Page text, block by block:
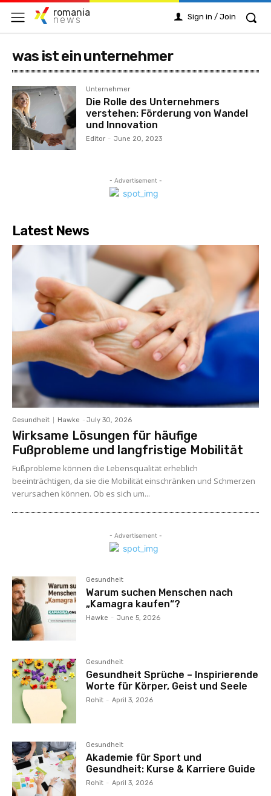
romania
news Sign in / Join
was ist ein unternehmer
Unternehmer
Die Rolle des Unternehmers
verstehen: Förderung von Wandel
und Innovation
Editor - June 20, 2023
- Advertisement -
Latest News
Gesundheit Hawke - July 30, 2026
Wirksame Lösungen für häufige
Fußprobleme und langfristige Mobilität
Fußprobleme können die Lebensqualität erheblich
beeinträchtigen, da sie die Mobilität einschränken und Schmerzen
verursachen können. Ob es sich um...
- Advertisement -
Gesundheit
Warum suchen Menschen nach
„Kamagra kaufen“?
Hawke - June 5, 2026
Gesundheit
Gesundheit Sprüche – Inspirierende
Worte für Körper, Geist und Seele
Rohit - April 3, 2026
Gesundheit
Akademie für Sport und
Gesundheit: Kurse & Karriere Guide
Rohit - April 3, 2026